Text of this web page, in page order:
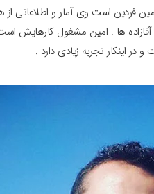
فردین است وی آمار و اطلاعاتی از
ها . امین مشغول کارهایش است